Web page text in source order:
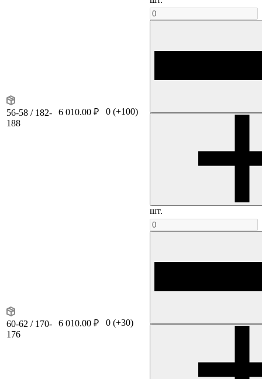
56-58 / 182-
188
6 010.00 ₽ 0 (+100)
шт.
60-62 / 170-
176
6 010.00 ₽ 0 (+30)